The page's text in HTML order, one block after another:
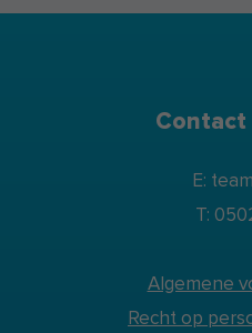
Contact
E:
T:
Algemene
Recht op